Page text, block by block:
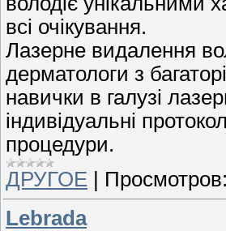
всі очікування.
Лазерне видалення
дерматологи з
навички в галузі
індивідуальні
процедури.
ДРУГОЕ
Просмотров:
Lebrada